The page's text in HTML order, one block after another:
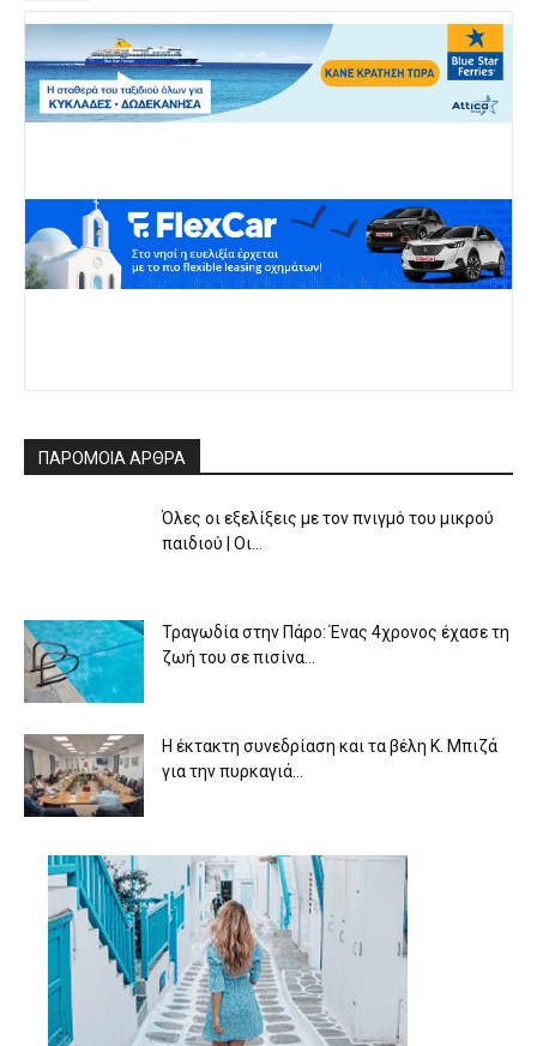
ΠΑΡΟΜΟΙΑ ΑΡΘΡΑ
Όλες οι εξελίξεις με τον πνιγμό του μικρού
παιδιού | Οι...
Τραγωδία στην Πάρο: Ένας 4χρονος έχασε τη
ζωή του σε πισίνα...
Η έκτακτη συνεδρίαση και τα βέλη Κ. Μπιζά
για την πυρκαγιά...